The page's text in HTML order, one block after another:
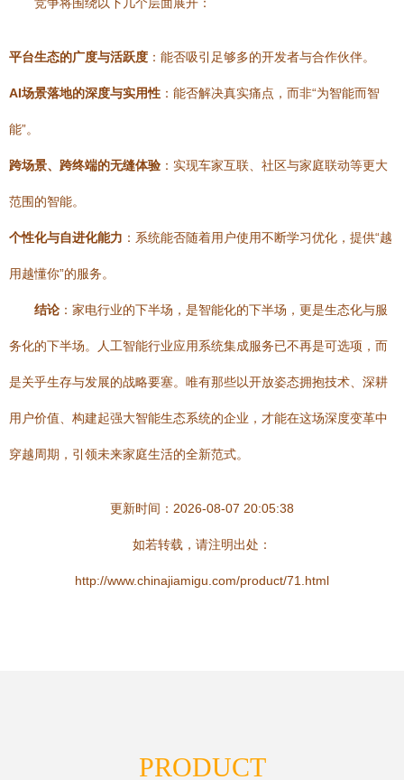
平台生态的广度与活跃度 ：能否吸引足够多的开发者与合作伙伴。
AI场景落地的深度与实用性 ：能否解决真实痛点，而非“为智能而智
能”。
跨场景、跨终端的无缝体验 ：实现车家互联、社区与家庭联动等更大
范围的智能。
个性化与自进化能力 ：系统能否随着用户使用不断学习优化，提供“越
用越懂你”的服务。
结论 ：家电行业的下半场，是智能化的下半场，更是生态化与服
务化的下半场。人工智能行业应用系统集成服务已不再是可选项，而
是关乎生存与发展的战略要塞。唯有那些以开放姿态拥抱技术、深耕
用户价值、构建起强大智能生态系统的企业，才能在这场深度变革中
穿越周期，引领未来家庭生活的全新范式。
更新时间：2026-08-07 20:05:38
如若转载，请注明出处：
http://www.chinajiamigu.com/product/71.html
PRODUCT